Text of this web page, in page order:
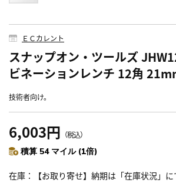
ＥＣカレント
スナップオン・ツールズ
ビネーションレンチ 12角
技術者向け。
6,003円 （税込）
積算 54 マイル (1倍)
在庫 【お取り寄せ】納期は「在庫状況」